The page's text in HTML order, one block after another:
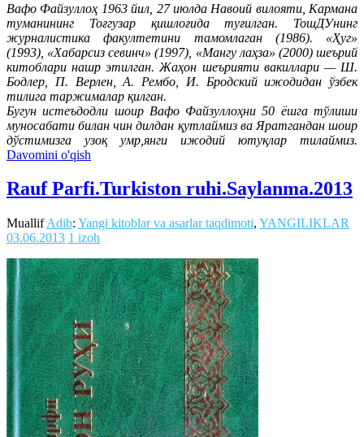
Вафо Файзуллоҳ 1963 йил, 27 июлда Навоий вилояти, Кармана
туманининг Тоғгузар қишлоғида туғилган. ТошДУнинг
журналистика факултетини тамомлаган (1986). «Ҳуг»
(1993), «Хабарсиз севинч» (1997), «Мангу лаҳза» (2000) шеърий
китоблари нашр этилган. Жаҳон шеърияти вакиллари — Ш.
Бодлер, П. Верлен, А. Рембо, И. Бродский ижодидан ўзбек
тилига таржималар қилган.
Бугун истеъдодли шоир Вафо Файзуллоҳни 50 ёшга тўлиши
муносабати билан чин дилдан қутлаймиз ва Яратгандан шоир
дўстимизга узоқ умр,янги ижодий ютуқлар тилаймиз.
Davomini o'qish
Rauf Parfi.Turkiston ruhi.Saylanma.2013
MuallifAdib: Yangi kitoblar va asarlar taqdimoti, YANGILIKLAR
03.06.2013 1 izoh